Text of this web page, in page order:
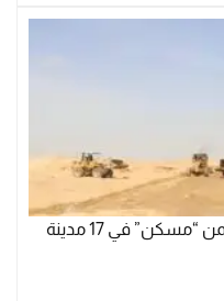
الإسكان تعلن عن طرح جديد ضمن “مسكن” في 17 مدينة